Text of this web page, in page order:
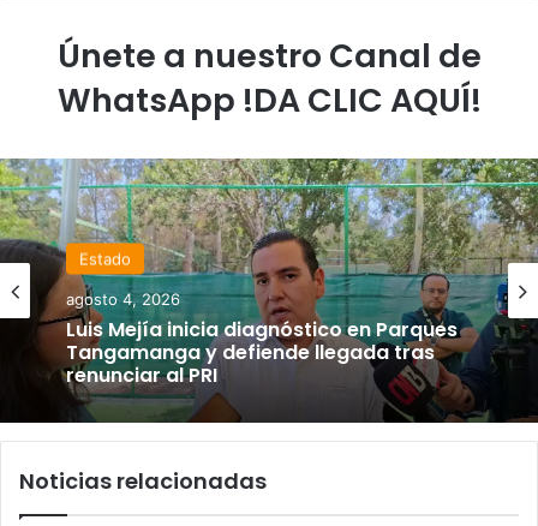
Únete a nuestro Canal de
WhatsApp !DA CLIC AQUÍ!
Estado
agosto 4, 2026
Luis Mejía inicia diagnóstico en Parques
Tangamanga y defiende llegada tras
renunciar al PRI
Noticias relacionadas